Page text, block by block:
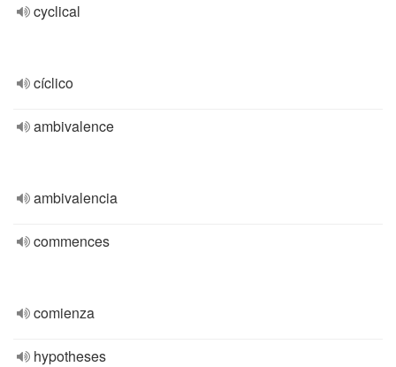
cyclical
cíclico
ambivalence
ambivalencia
commences
comienza
hypotheses